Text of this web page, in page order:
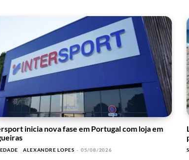
inicia nova fase em Portugal com loja em
ALEXANDRE LOPES - 05/08/2026